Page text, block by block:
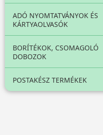
ADÓ NYOMTATVÁNYOK ÉS
KÁRTYAOLVASÓK
BORÍTÉKOK, CSOMAGOLÓ
DOBOZOK
POSTAKÉSZ TERMÉKEK